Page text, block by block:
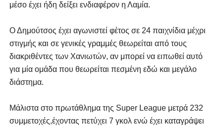
μέσο έχει ήδη δείξει ενδιαφέρον η Λαμία.
Ο Δημούτσος έχει αγωνιστεί φέτος σε 24 παιχνίδια μέχρι
στιγμής και σε γενικές γραμμές θεωρείται από τους
διακριθέντες των Χανιωτών, αν μπορεί να ειπωθεί αυτό
για μία ομάδα που θεωρείται πεσμένη εδώ και μεγάλο
διάστημα.
Mάλιστα στο πρωτάθλημα της Super League μετρά 232
συμμετοχές,έχοντας πετύχει 7 γκολ ενώ έχει καταγράψει